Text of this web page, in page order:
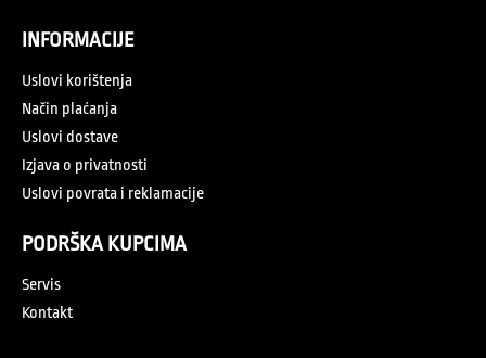
INFORMACIJE
Uslovi korištenja
Način plaćanja
Uslovi dostave
Izjava o privatnosti
Uslovi povrata i reklamacije
PODRŠKA KUPCIMA
Servis
Kontakt